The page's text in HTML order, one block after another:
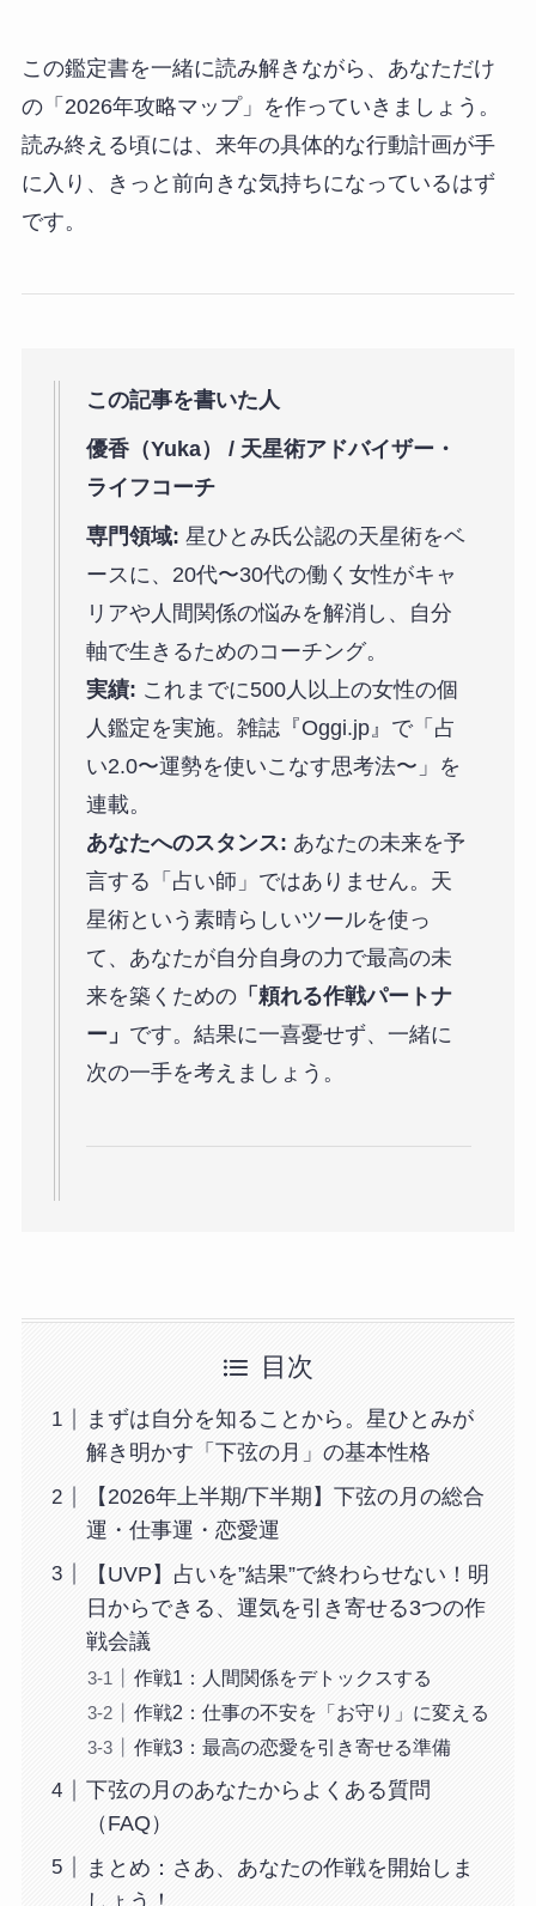
この鑑定書を一緒に読み解きながら、あなただけ
の「2026年攻略マップ」を作っていきましょう。
読み終える頃には、来年の具体的な行動計画が手
に入り、きっと前向きな気持ちになっているはず
です。
この記事を書いた人
優香（Yuka） / 天星術アドバイザー・
ライフコーチ
専門領域: 星ひとみ氏公認の天星術をベ
ースに、20代〜30代の働く女性がキャ
リアや人間関係の悩みを解消し、自分
軸で生きるためのコーチング。
実績: これまでに500人以上の女性の個
人鑑定を実施。雑誌『Oggi.jp』で「占
い2.0〜運勢を使いこなす思考法〜」を
連載。
あなたへのスタンス: あなたの未来を予
言する「占い師」ではありません。天
星術という素晴らしいツールを使っ
て、あなたが自分自身の力で最高の未
来を築くための「頼れる作戦パートナ
ー」 です。結果に一喜憂せず、一緒に
次の一手を考えましょう。
目次
まずは自分を知ることから。星ひとみが
解き明かす「下弦の月」の基本性格
【2026年上半期/下半期】下弦の月の総合
運・仕事運・恋愛運
【UVP】占いを”結果”で終わらせない！明
日からできる、運気を引き寄せる3つの作
戦会議
作戦1：人間関係をデトックスする
作戦2：仕事の不安を「お守り」に変える
作戦3：最高の恋愛を引き寄せる準備
下弦の月のあなたからよくある質問
（FAQ）
まとめ：さあ、あなたの作戦を開始しま